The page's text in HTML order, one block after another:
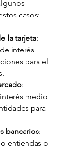
casos:
la tarjeta:
interés
para el
:
medio
para
bancarios:
entiendas o